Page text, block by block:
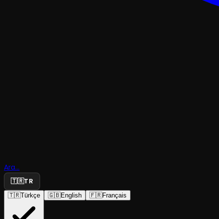
Ara...
🇹🇷TR
🇹🇷Türkçe 🇬🇧English 🇫🇷Français
Hayal